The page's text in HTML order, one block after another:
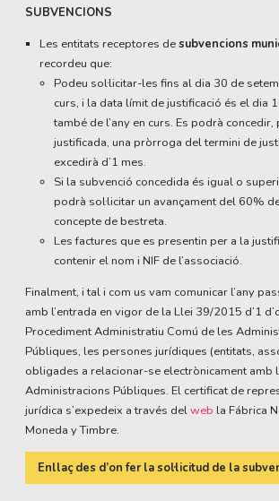
SUBVENCIONS
Les entitats receptores desubvencions
recordeu que:
Podeu sol·licitar-les fins al dia 30 de
curs, i la data límit de justificació és el dia
també de l’any en curs. Es podrà concedir,
justificada, una pròrroga del termini de
excedirà d’1 mes.
Si la subvenció concedida és igual o
podrà sol·licitar un avançament del 60%
concepte de bestreta.
Les factures que es presentin per a la
contenir el nom i NIF de l’associació.
Finalment, i tal i com us vam comunicar l’any
amb l’entrada en vigor de la Llei 39/2015 d’1
Procediment Administratiu Comú de les
Públiques, les persones jurídiques (entitats,
obligades a relacionar-se electrònicament amb
Administracions Públiques. El certificat de
jurídica s’expedeix a través delweb la Fábrica
Moneda y Timbre.
Enllaç des d’on fer la sol·licitud de la